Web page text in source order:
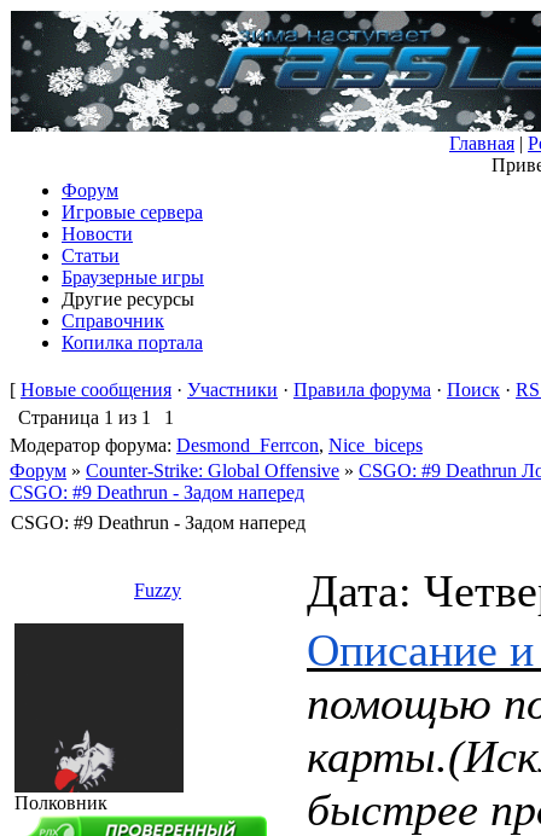
Главная |
Форум
Игровые сервера
Новости
Статьи
Браузерные игры
Другие ресурсы
Справочник
Копилка портала
[ Новые сообщения · Участники · Правила форума · Поиск ·
Страница 1 из 1
1
Модератор форума: Desmond_Ferrcon, Nice_biceps
Форум » Counter-Strike: Global Offensive » CSGO: #9 Deathrun
CSGO: #9 Deathrun - Задом наперед
CSGO: #9 Deathrun - Задом наперед
Fuzzy Дата:
Полковник
Описание и
помощью
быстрее